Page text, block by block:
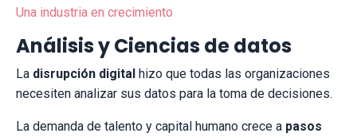
Una industria en crecimiento
Análisis y Ciencias de datos
La disrupción digital hizo que todas las organizaciones
necesiten analizar sus datos para la toma de decisiones.
La demanda de talento y capital humano crece a pasos